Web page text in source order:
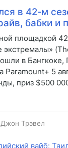
в 42‑м
бабки и
площадкой
в Бангкоке,
5
приз $500
Джон Трэвел